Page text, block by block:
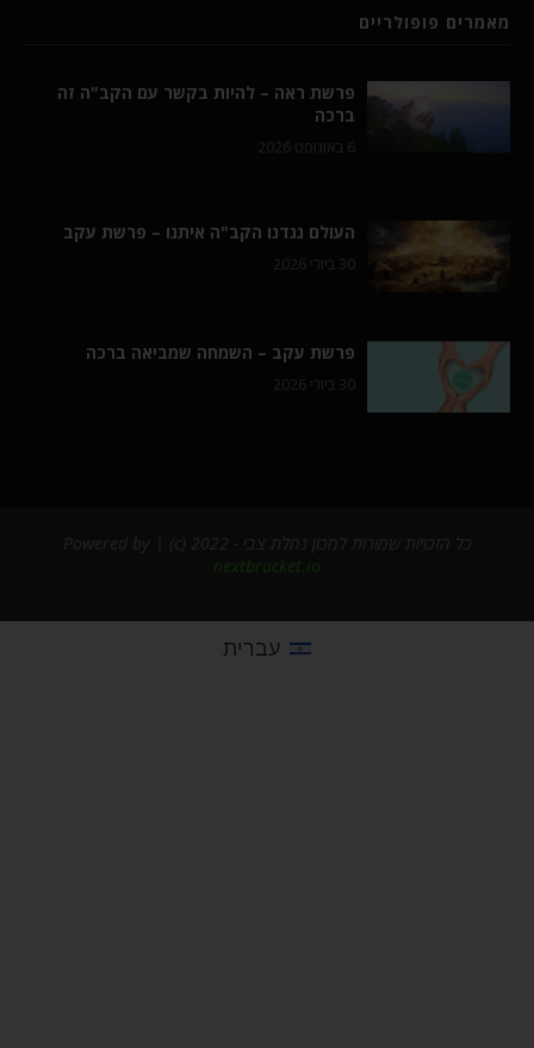
מאמרים פופולריים
פרשת ראה – להיות בקשר עם הקב"ה זה
ברכה
העולם נגדנו הקב"ה איתנו – פרשת עקב
פרשת עקב – השמחה שמביאה ברכה
nextbracket.io
עברית